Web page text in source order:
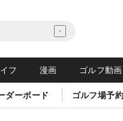
フ 漫画 ゴルフ動画
ダーボード ゴルフ場予